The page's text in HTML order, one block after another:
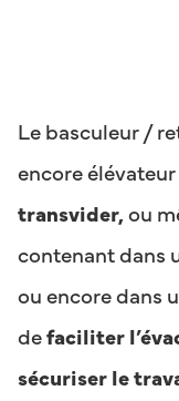
Le basculeur /
encore
transvider,ou
contenant dans
ou encore dans
defaciliter
sécuriser le